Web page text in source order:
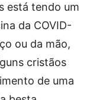
está tendo um
da COVID-
ou da mão,
cristãos
de uma